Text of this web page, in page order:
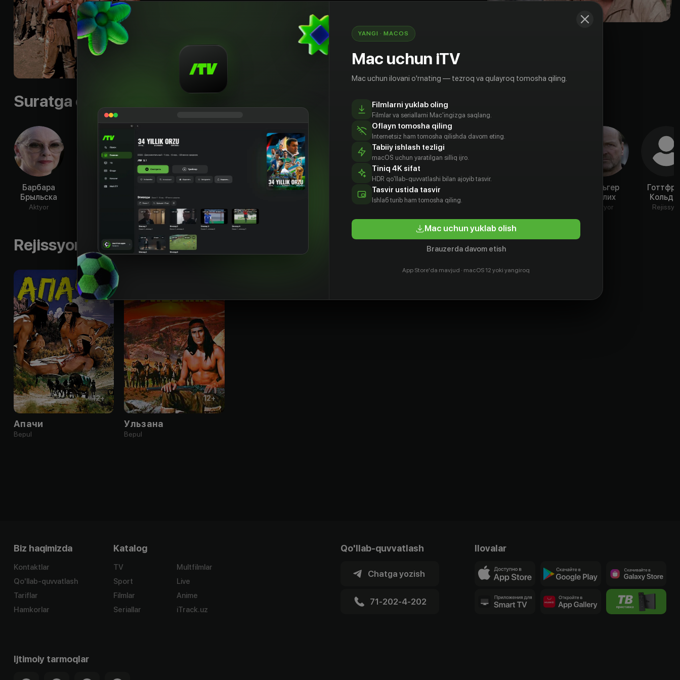
буйволов и вырезая целые деревни, им удается ослабить племя
дакота. Между тем вождь Зоркий Сокол со своими воинами
пытается раздобыть оружие. Чтобы отомстить, воины дакота
нападают на город золотоискателей, здесь происходит
настоящее кровавое сражение между белыми и индейцами. Белых
может спасти от поражения только приход армии...
Suratga olish guruhi
Барбара
Брыльска
Aktyor
Рольф Хоппе
Aktyor
Фред
Хартмут Бер
Aktyor
Ханньо
Хассе
Хольгер
Малих
Aktyor Rejissyor
Rejissyorning boshqa ishlari
12+
Апачи
Bepul
12+
Ульзана
Bepul
Biz haqimizda
Kontaktlar
Qo'llab-quvvatlash
Tariflar
Hamkorlar
Katalog
TV
Sport
Filmlar
Seriallar
Multfilmlar
Live
Anime
iTrack.uz
Qo'llab-quvvatlash
Chatga yozish
71-202-4-202
Ilovalar
Ijtimoiy tarmoqlar
YANGI · MACOS
Mac uchun iTV
Mac uchun ilovani o'rnating — tezroq va qulayroq tomosha qiling.
Filmlarni yuklab oling
Filmlar va seriallarni Mac'ingizga saqlang.
Oflayn tomosha qiling
Internetsiz ham tomosha qilishda davom eting.
Tabiiy ishlash tezligi
macOS uchun yaratilgan silliq ijro.
Tiniq 4K sifat
HDR qo'llab-quvvatlashi bilan ajoyib tasvir.
Tasvir ustida tasvir
Ishlаб turib ham tomosha qiling.
Mac uchun yuklab olish
Brauzerda davom etish
App Store'da mavjud · macOS 12 yoki yangiroq